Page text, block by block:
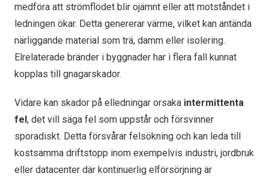
medföra att strömflödet blir ojämnt eller att motståndet i
ledningen ökar. Detta genererar värme, vilket kan antända
närliggande material som trä, damm eller isolering.
Elrelaterade bränder i byggnader har i flera fall kunnat
kopplas till gnagarskador.
Vidare kan skador på elledningar orsaka intermittenta
fel, det vill säga fel som uppstår och försvinner
sporadiskt. Detta försvårar felsökning och kan leda till
kostsamma driftstopp inom exempelvis industri, jordbruk
eller datacenter där kontinuerlig elförsörjning är